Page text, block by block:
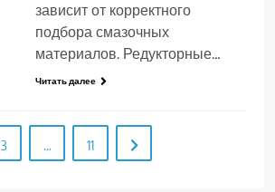
зависит от корректного
подбора смазочных
материалов. Редукторные…
Читать далее
3 … 11